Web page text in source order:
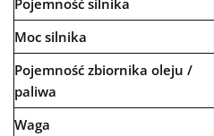
Pojemność silnika
Moc silnika
Pojemność zbiornika oleju /
paliwa
Waga